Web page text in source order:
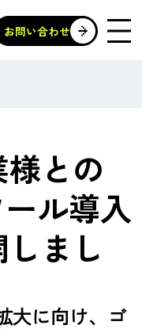
お問い合わせ
との
ル導入
まし
大に向け、ゴ